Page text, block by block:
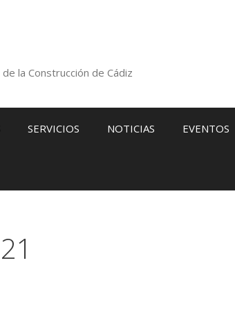
la Construcción de Cádiz
SERVICIOS NOTICIAS EVENTOS